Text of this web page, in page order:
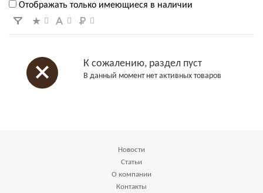
Отображать только имеющиеся в наличии
К сожалению, раздел пуст
В данный момент нет активных товаров
Новости
Статьи
О компании
Контакты